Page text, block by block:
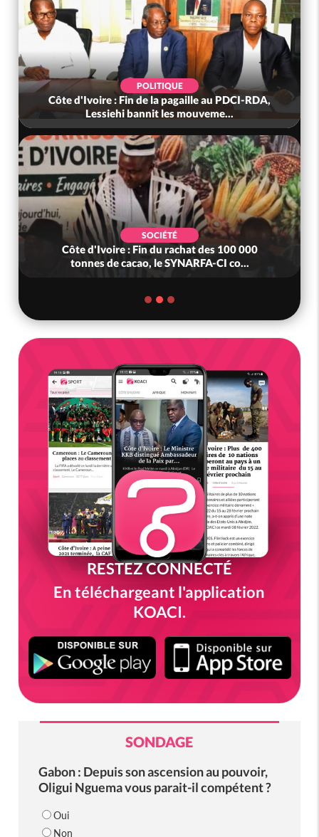
POLITIQUE
Côte d'Ivoire : Fin de la pagaille au PDCI-RDA,
Lessiehi bannit les mouveme...
SOCIÉTÉ
Côte d'Ivoire : Fin du rachat des 100 000
tonnes de cacao, le SYNARFA-CI co...
RESTEZ CONNECTÉ
En téléchargeant l'application
KOACI.
SONDAGE
Gabon : Depuis son ascension au pouvoir,
Oligui Nguema vous parait-il compétent ?
Oui
Non